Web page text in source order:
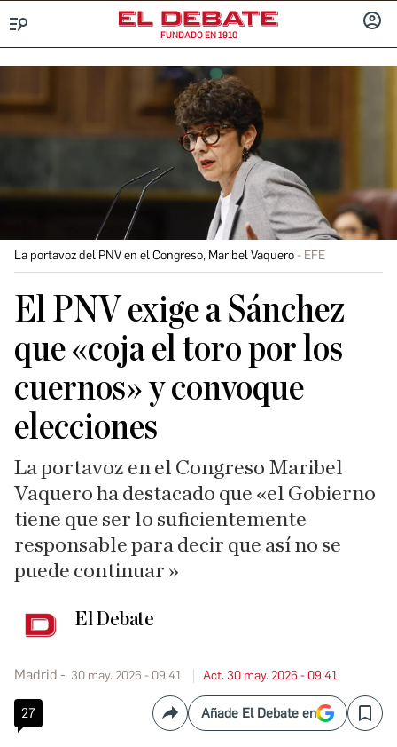
FUNDADO EN 1910
La portavoz del PNV en el Congreso, Maribel Vaquero EFE
El PNV exige a Sánchez
que «coja el toro por los
cuernos» y convoque
elecciones
La portavoz en el Congreso Maribel
Vaquero ha destacado que «el Gobierno
tiene que ser lo suficientemente
responsable para decir que así no se
puede continuar »
El Debate
Madrid 30 may. 2026 - 09:41 Act. 30 may. 2026 - 09:41
27 CompartirAñade El Debate en Save